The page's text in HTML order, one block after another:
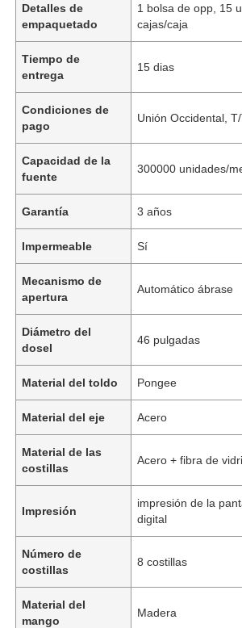
Detalles de
empaquetado
1 bolsa de opp, 15
cajas/caja
Tiempo de
entrega
15 dias
Condiciones de
pago
Unión Occidental,
Capacidad de la
fuente
300000 unidades/
Garantía 3 años
Impermeable Sí
Mecanismo de
apertura
Automático ábrase
Diámetro del
dosel
46 pulgadas
Material del toldo Pongee
Material del eje Acero
Material de las
costillas
Acero + fibra de
Impresión
impresión de la
digital
Número de
costillas
8 costillas
Material del
mango
Madera